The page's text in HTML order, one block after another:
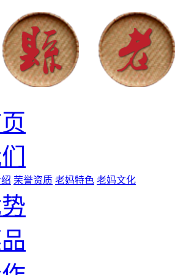
荣誉资质 老妈特色 老妈文化